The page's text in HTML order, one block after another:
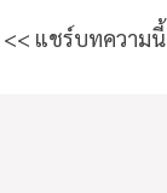
<< แชร์บทความนี้